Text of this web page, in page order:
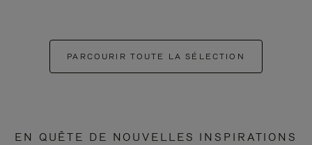
PARCOURIR TOUTE LA SÉLECTION
EN QUÊTE DE NOUVELLES INSPIRATIONS